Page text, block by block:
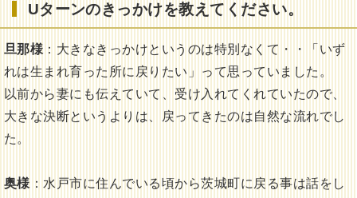
Uターンのきっかけを教えてください。
旦那様：大きなきっかけというのは特別なくて・・「いず
れは生まれ育った所に戻りたい」って思っていました。
以前から妻にも伝えていて、受け入れてくれていたので、
大きな決断というよりは、戻ってきたのは自然な流れでし
た。
奥様：水戸市に住んでいる頃から茨城町に戻る事は話をし